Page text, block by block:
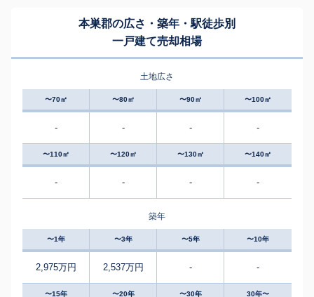
本巣郡の広さ・築年・駅徒歩別
一戸建て売却相場
土地広さ
〜70㎡ 〜80㎡ 〜90㎡ 〜100㎡
- - - -
〜110㎡ 〜120㎡ 〜130㎡ 〜140㎡
- - - -
築年
〜1年 〜3年 〜5年 〜10年
2,975万円 2,537万円 - -
〜15年 〜20年 〜30年 30年〜